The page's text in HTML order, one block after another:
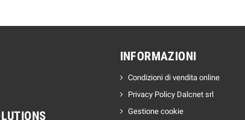
INFORMAZIONI
Condizioni di vendita online
Privacy Policy Dalcnet srl
Gestione cookie